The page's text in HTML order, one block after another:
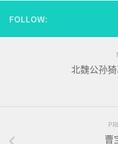
FOLLOW:
北魏公孙
曹